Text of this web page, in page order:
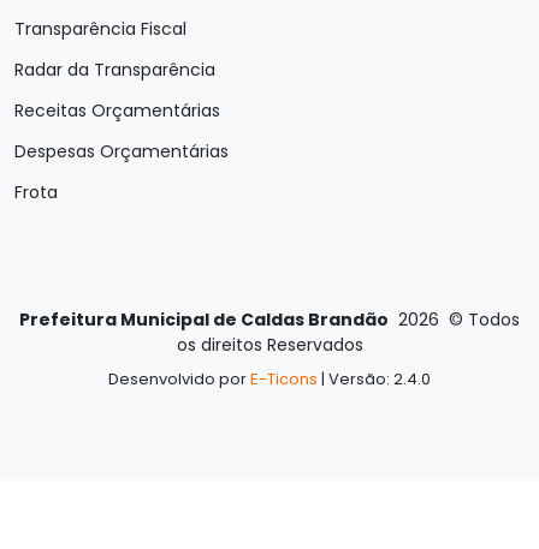
Transparência Fiscal
Radar da Transparência
Receitas Orçamentárias
Despesas Orçamentárias
Frota
Prefeitura Municipal de Caldas Brandão 2026 © Todos
os direitos Reservados
Desenvolvido porE-Ticons | Versão: 2.4.0